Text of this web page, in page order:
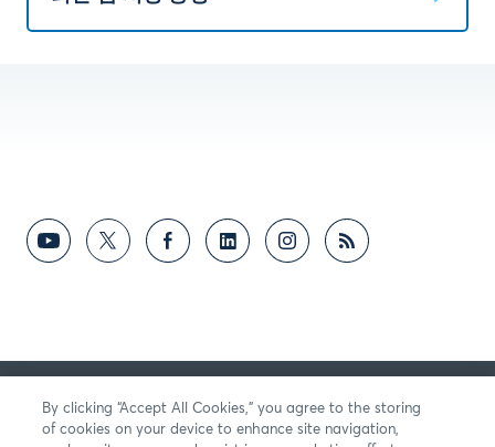
의견
By clicking “Accept All Cookies,” you agree to the storing
of cookies on your device to enhance site navigation,